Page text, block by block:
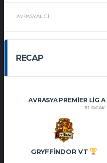
AVRASYALIGI
RECAP
AVRASYA PREMIER LIG
31
GRYFFINDOR VT